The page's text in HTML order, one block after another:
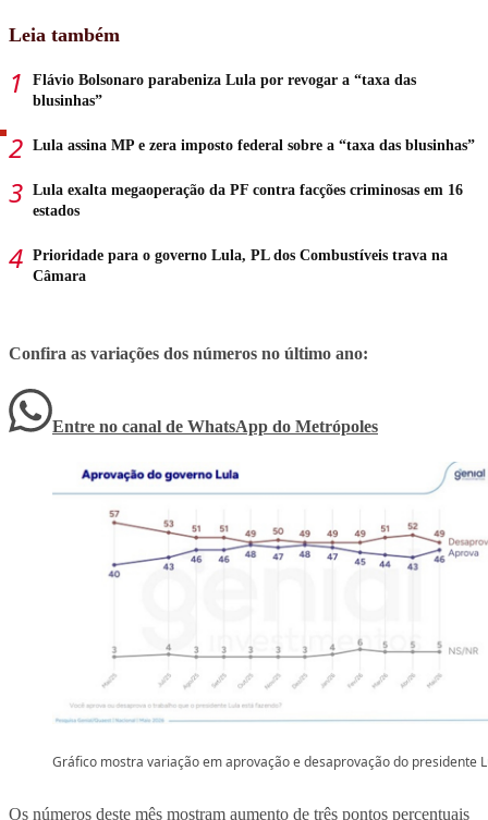
Leia também
Flávio Bolsonaro parabeniza Lula por revogar a “taxa das
blusinhas”
Lula assina MP e zera imposto federal sobre a “taxa das blusinhas”
Lula exalta megaoperação da PF contra facções criminosas em 16
estados
Prioridade para o governo Lula, PL dos Combustíveis trava na
Câmara
Confira as variações dos números no último ano:
Entre no canal de WhatsApp do Metrópoles
Gráfico mostra variação em aprovação e desaprovação do presidente
Os números deste mês mostram aumento de três pontos percentuais